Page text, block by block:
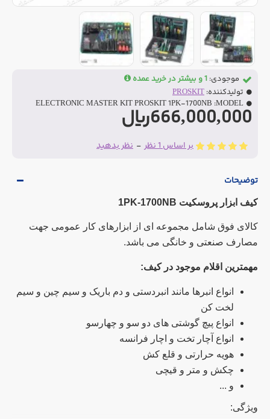
بر اساس 1 نظر - نظر بدهید
666,000,000ریال
موجودی: 1 و بیشتر در خرید عمده
تولیدکننده: PROSKIT
MODEL:
ELECTRONIC MASTER KIT PROSKIT 1PK-1700NB
توضیحات
کیف ابزار پروسکیت 1PK-1700NB
کالای فوق شامل مجموعه ای از ابزارهای کار عمومی جهت
مصارف صنعتی و خانگی می باشد.
مهمترین اقلام موجود در کیف:
انواع انبرها مانند انبردستی و دم باریک و سیم چین و سیم
لخت کن
انواع پیچ گوشتی های دو سو و چهارسو
انواع آچار تخت و اچار فرانسه
هویه حرارتی و قلع کش
چکش و متر و قیچی
و ...
ویژگی: